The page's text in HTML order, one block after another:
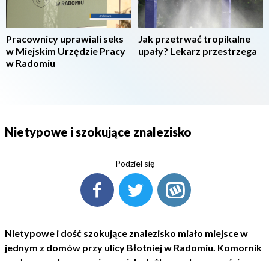
Pracownicy uprawiali seks
w Miejskim Urzędzie Pracy
w Radomiu
Jak przetrwać tropikalne
upały? Lekarz przestrzega
Nietypowe i szokujące znalezisko
Podziel się
Nietypowe i dość szokujące znalezisko miało miejsce w
jednym z domów przy ulicy Błotniej w Radomiu. Komornik